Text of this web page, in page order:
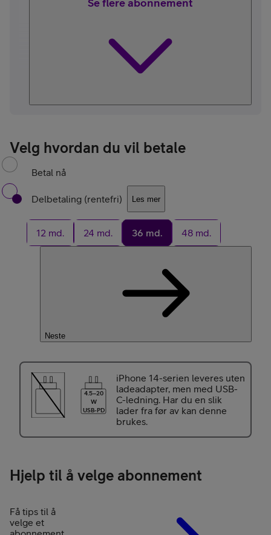
Se flere abonnement
Velg hvordan du vil betale
Betal nå
Delbetaling (rentefri) Les mer
12 md. 24 md. 36 md. 48 md.
Neste
4.5–20
W
USB-PD
iPhone 14-serien leveres uten
ladeadapter, men med USB-
C-ledning. Har du en slik
lader fra før av kan denne
brukes.
Hjelp til å velge abonnement
Få tips til å
velge et